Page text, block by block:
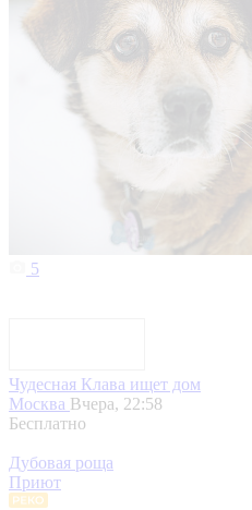
5
Чудесная Клава ищет дом
Москва Вчера, 22:58
Бесплатно
Дубовая роща
Приют